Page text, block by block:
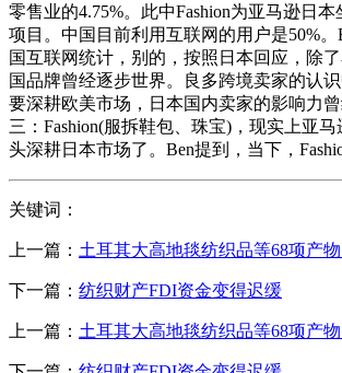
零售业的4.75%。此中Fashion为亚马逊日
项目。中国目前利用互联网的用户是50%。
国互联网统计，别的，按照日本回应，除
国品牌曾经逐步世界。良多跨境卖家的认
要深耕欧美市场，日本国内卖家的影响力
三：Fashion(服拆鞋包、珠宝)，现实上亚马
头深耕日本市场了。Ben提到，当下，
关键词：
上一篇： 土耳其大高地毯纺织品等68项产
下一篇： 纺织财产FDI资金变得迟缓
上一篇： 土耳其大高地毯纺织品等68项产